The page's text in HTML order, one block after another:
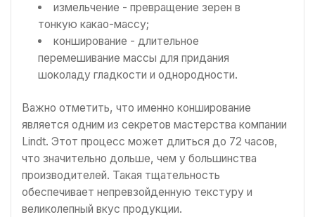
измельчение - превращение зерен в
тонкую какао-массу;
конширование - длительное
перемешивание массы для придания
шоколаду гладкости и однородности.
Важно отметить, что именно конширование
является одним из секретов мастерства компании
Lindt. Этот процесс может длиться до 72 часов,
что значительно дольше, чем у большинства
производителей. Такая тщательность
обеспечивает непревзойденную текстуру и
великолепный вкус продукции.